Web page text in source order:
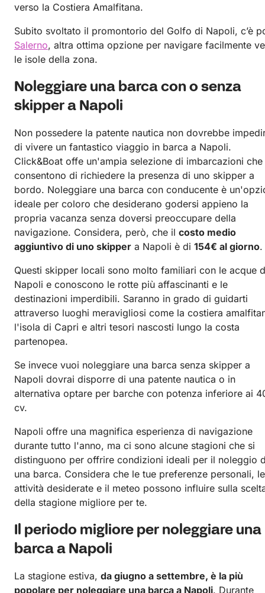
verso la Costiera Amalfitana.
Subito svoltato il promontorio del Golfo di Napoli, c’è
Salerno, altra ottima opzione per navigare facilmente
le isole della zona.
Noleggiare una barca con o senza
skipper a Napoli
Non possedere la patente nautica non dovrebbe
di vivere un fantastico viaggio in barca a Napoli.
Click&Boat offe un'ampia selezione di imbarcazioni che
consentono di richiedere la presenza di uno skipper a
bordo. Noleggiare una barca con conducente è
ideale per coloro che desiderano godersi appieno la
propria vacanza senza doversi preoccupare della
navigazione. Considera, però, che il costo medio
aggiuntivo di uno skipper a Napoli è di 154€ al giorno.
Questi skipper locali sono molto familiari con le acque
Napoli e conoscono le rotte più affascinanti e le
destinazioni imperdibili. Saranno in grado di guidarti
attraverso luoghi meravigliosi come la costiera
l'isola di Capri e altri tesori nascosti lungo la costa
partenopea.
Se invece vuoi noleggiare una barca senza skipper a
Napoli dovrai disporre di una patente nautica o in
alternativa optare per barche con potenza inferiore ai
cv.
Napoli offre una magnifica esperienza di navigazione
durante tutto l'anno, ma ci sono alcune stagioni che si
distinguono per offrire condizioni ideali per il noleggio
una barca. Considera che le tue preferenze personali, le
attività desiderate e il meteo possono influire sulla
della stagione migliore per te.
Il periodo migliore per noleggiare una
barca a Napoli
La stagione estiva, da giugno a settembre, è la più
popolare per noleggiare una barca a Napoli. Durante